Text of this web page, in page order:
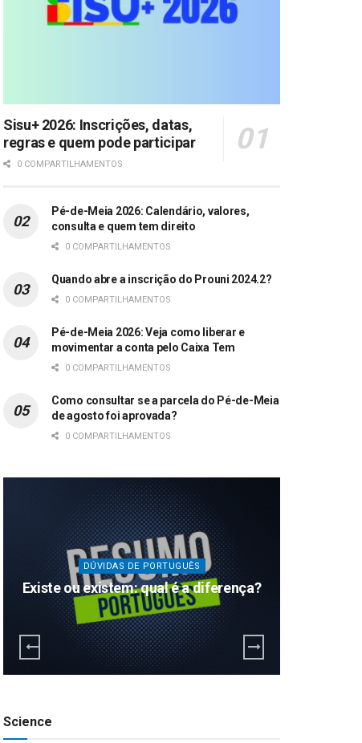
Sisu+ 2026: Inscrições, datas,
regras e quem pode participar
0 COMPARTILHAMENTOS
Pé-de-Meia 2026: Calendário, valores,
consulta e quem tem direito
0 COMPARTILHAMENTOS
Quando abre a inscrição do Prouni 2024.2?
0 COMPARTILHAMENTOS
Pé-de-Meia 2026: Veja como liberar e
movimentar a conta pelo Caixa Tem
0 COMPARTILHAMENTOS
Como consultar se a parcela do Pé-de-Meia
de agosto foi aprovada?
0 COMPARTILHAMENTOS
DÚVIDAS DE PORTUGUÊS
Existe ou existem: qual é a diferença?
Science